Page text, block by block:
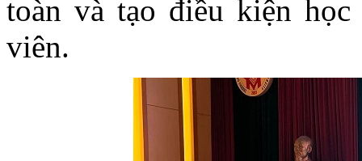
toàn và tạo điều kiện
viên.